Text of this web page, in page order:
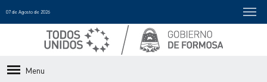
07 de Agosto de 2026
Menu